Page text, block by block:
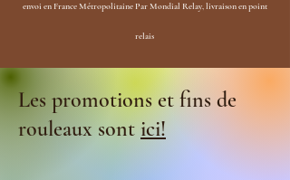
envoi en France Métropolitaine Par Mondial Relay, livraison en point
relais
Les promotions et fins de
rouleaux sontici!